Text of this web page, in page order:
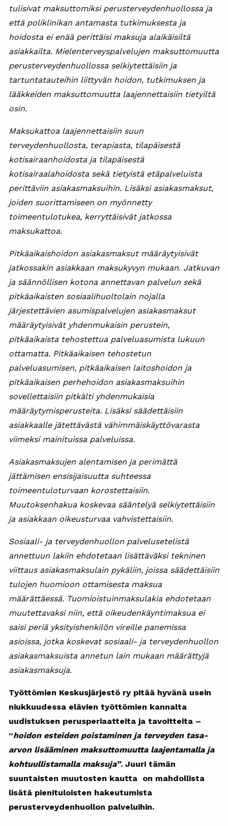
tulisivat maksuttomiksi perusterveydenhuollossa ja
että poliklinikan antamasta tutkimuksesta ja
hoidosta ei enää perittäisi maksuja alaikäisiltä
asiakkailta. Mielenterveyspalvelujen maksuttomuutta
perusterveydenhuollossa selkiytettäisiin ja
tartuntatauteihin liittyvän hoidon, tutkimuksen ja
lääkkeiden maksuttomuutta laajennettaisiin tietyiltä
osin.
Maksukattoa laajennettaisiin suun
terveydenhuollosta, terapiasta, tilapäisestä
kotisairaanhoidosta ja tilapäisestä
kotisairaalahoidosta sekä tietyistä etäpalveluista
perittäviin asiakasmaksuihin. Lisäksi asiakasmaksut,
joiden suorittamiseen on myönnetty
toimeentulotukea, kerryttäisivät jatkossa
maksukattoa.
Pitkäaikaishoidon asiakasmaksut määräytyisivät
jatkossakin asiakkaan maksukyvyn mukaan. Jatkuvan
ja säännöllisen kotona annettavan palvelun sekä
pitkäaikaisten sosiaalihuoltolain nojalla
järjestettävien asumispalvelujen asiakasmaksut
määräytyisivät yhdenmukaisin perustein,
pitkäaikaista tehostettua palveluasumista lukuun
ottamatta. Pitkäaikaisen tehostetun
palveluasumisen, pitkäaikaisen laitoshoidon ja
pitkäaikaisen perhehoidon asiakasmaksuihin
sovellettaisiin pitkälti yhdenmukaisia
määräytymisperusteita. Lisäksi säädettäisiin
asiakkaalle jätettävästä vähimmäiskäyttövarasta
viimeksi mainituissa palveluissa.
Asiakasmaksujen alentamisen ja perimättä
jättämisen ensisijaisuutta suhteessa
toimeentuloturvaan korostettaisiin.
Muutoksenhakua koskevaa sääntelyä selkiytettäisiin
ja asiakkaan oikeusturvaa vahvistettaisiin.
Sosiaali- ja terveydenhuollon palvelusetelistä
annettuun lakiin ehdotetaan lisättäväksi tekninen
viittaus asiakasmaksulain pykäliin, joissa säädettäisiin
tulojen huomioon ottamisesta maksua
määrättäessä. Tuomioistuinmaksulakia ehdotetaan
muutettavaksi niin, että oikeudenkäyntimaksua ei
saisi periä yksityishenkilön vireille panemissa
asioissa, jotka koskevat sosiaali- ja terveydenhuollon
asiakasmaksuista annetun lain mukaan määrättyjä
asiakasmaksuja.
Työttömien Keskusjärjestö ry pitää hyvänä usein
niukkuudessa elävien työttömien kannalta
uudistuksen perusperiaatteita ja tavoitteita –
”hoidon esteiden poistaminen ja terveyden tasa-
arvon lisääminen maksuttomuutta laajentamalla ja
kohtuullistamalla maksuja”. Juuri tämän
suuntaisten muutosten kautta on mahdollista
lisätä pienituloisten hakeutumista
perusterveydenhuollon palveluihin.